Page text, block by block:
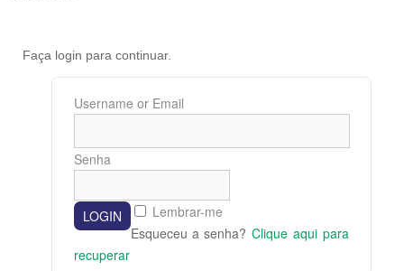
Faça login para continuar.
Username or Email
Senha
Lembrar-me
Esqueceu a senha? Clique aqui para
recuperar